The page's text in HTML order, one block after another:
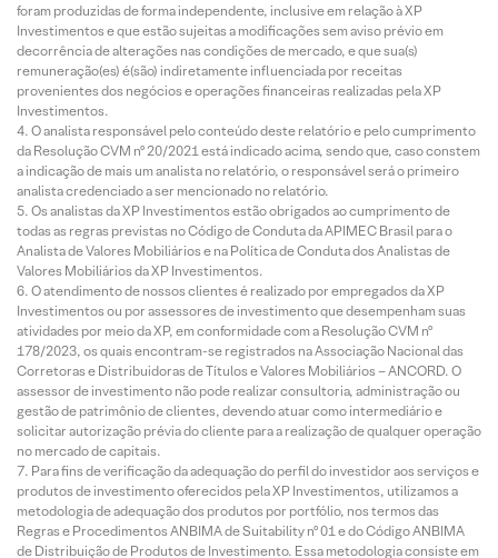
foram produzidas de forma independente, inclusive em relação à XP
Investimentos e que estão sujeitas a modificações sem aviso prévio em
decorrência de alterações nas condições de mercado, e que sua(s)
remuneração(es) é(são) indiretamente influenciada por receitas
provenientes dos negócios e operações financeiras realizadas pela XP
Investimentos.
O analista responsável pelo conteúdo deste relatório e pelo cumprimento
da Resolução CVM nº 20/2021 está indicado acima, sendo que, caso constem
a indicação de mais um analista no relatório, o responsável será o primeiro
analista credenciado a ser mencionado no relatório.
Os analistas da XP Investimentos estão obrigados ao cumprimento de
todas as regras previstas no Código de Conduta da APIMEC Brasil para o
Analista de Valores Mobiliários e na Política de Conduta dos Analistas de
Valores Mobiliários da XP Investimentos.
O atendimento de nossos clientes é realizado por empregados da XP
Investimentos ou por assessores de investimento que desempenham suas
atividades por meio da XP, em conformidade com a Resolução CVM nº
178/2023, os quais encontram-se registrados na Associação Nacional das
Corretoras e Distribuidoras de Títulos e Valores Mobiliários – ANCORD. O
assessor de investimento não pode realizar consultoria, administração ou
gestão de patrimônio de clientes, devendo atuar como intermediário e
solicitar autorização prévia do cliente para a realização de qualquer operação
no mercado de capitais.
Para fins de verificação da adequação do perfil do investidor aos serviços e
produtos de investimento oferecidos pela XP Investimentos, utilizamos a
metodologia de adequação dos produtos por portfólio, nos termos das
Regras e Procedimentos ANBIMA de Suitability nº 01 e do Código ANBIMA
de Distribuição de Produtos de Investimento. Essa metodologia consiste em